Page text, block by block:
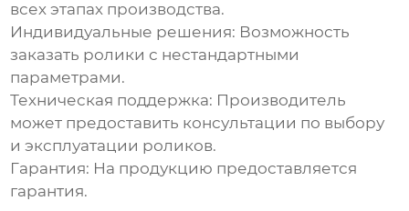
всех этапах производства.
Индивидуальные решения: Возможность
заказать ролики с нестандартными
параметрами.
Техническая поддержка: Производитель
может предоставить консультации по выбору
и эксплуатации роликов.
Гарантия: На продукцию предоставляется
гарантия.